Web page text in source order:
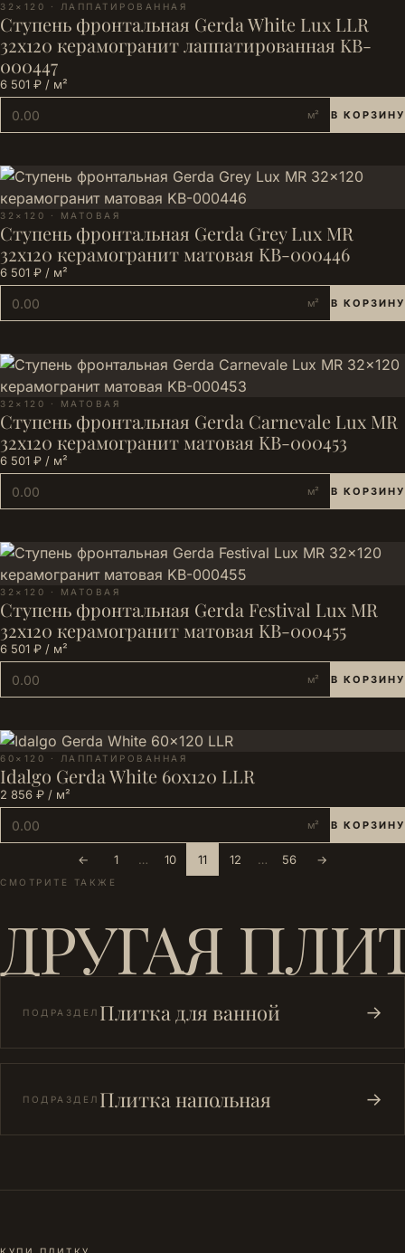
32×120 · ЛАППАТИРОВАННАЯ
Ступень фронтальная Gerda White Lux LLR
32x120 керамогранит лаппатированная KB-
000447
6 501 ₽ / м²
м² В КОРЗИНУ
32×120 · МАТОВАЯ
Ступень фронтальная Gerda Grey Lux MR
32x120 керамогранит матовая KB-000446
6 501 ₽ / м²
м² В КОРЗИНУ
32×120 · МАТОВАЯ
Ступень фронтальная Gerda Carnevale Lux MR
32x120 керамогранит матовая KB-000453
6 501 ₽ / м²
м² В КОРЗИНУ
32×120 · МАТОВАЯ
Ступень фронтальная Gerda Festival Lux MR
32x120 керамогранит матовая KB-000455
6 501 ₽ / м²
м² В КОРЗИНУ
60×120 · ЛАППАТИРОВАННАЯ
Idalgo Gerda White 60x120 LLR
2 856 ₽ / м²
м² В КОРЗИНУ
← 1 … 10 11 12 … 56 →
СМОТРИТЕ ТАКЖЕ
ДРУГАЯ
ПОДРАЗДЕЛ Плитка для ванной →
ПОДРАЗДЕЛ Плитка напольная →